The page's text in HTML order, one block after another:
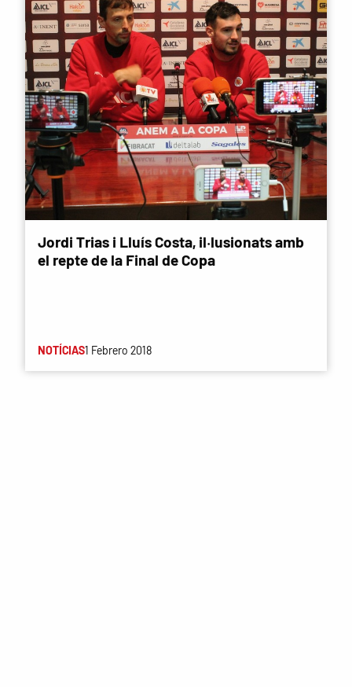
Jordi Trias i Lluís Costa, il·lusionats amb
el repte de la Final de Copa
NOTÍCIAS1 Febrero 2018